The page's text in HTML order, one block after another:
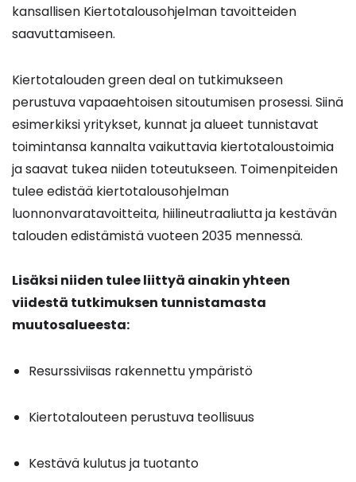
kansallisen Kiertotalousohjelman tavoitteiden
saavuttamiseen.
Kiertotalouden green deal on tutkimukseen
perustuva vapaaehtoisen sitoutumisen prosessi. Siinä
esimerkiksi yritykset, kunnat ja alueet tunnistavat
toimintansa kannalta vaikuttavia kiertotaloustoimia
ja saavat tukea niiden toteutukseen. Toimenpiteiden
tulee edistää kiertotalousohjelman
luonnonvaratavoitteita, hiilineutraaliutta ja kestävän
talouden edistämistä vuoteen 2035 mennessä.
Lisäksi niiden tulee liittyä ainakin yhteen
viidestä tutkimuksen tunnistamasta
muutosalueesta:
Resurssiviisas rakennettu ympäristö
Kiertotalouteen perustuva teollisuus
Kestävä kulutus ja tuotanto